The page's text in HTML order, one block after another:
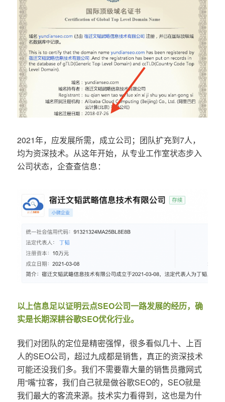
2021年，应发展所需，成立公司；团队扩充到7人，
均为资深技术。从这年开始，从专业工作室状态步入
公司状态，企查查信息：
以上信息足以证明云点SEO公司一路发展的经历，确
实是长期深耕谷歌SEO优化行业。
我们对团队的定位是精密强悍，很多看似几十、上百
人的SEO公司，超过九成都是销售，真正的资深技术
可能还没我们多。我们不需要靠大量的销售员撒网式
用“嘴”拉客，我们自己就是做谷歌SEO的，SEO就是
我们最大的客流来源。技术实力看得到，这也是为什